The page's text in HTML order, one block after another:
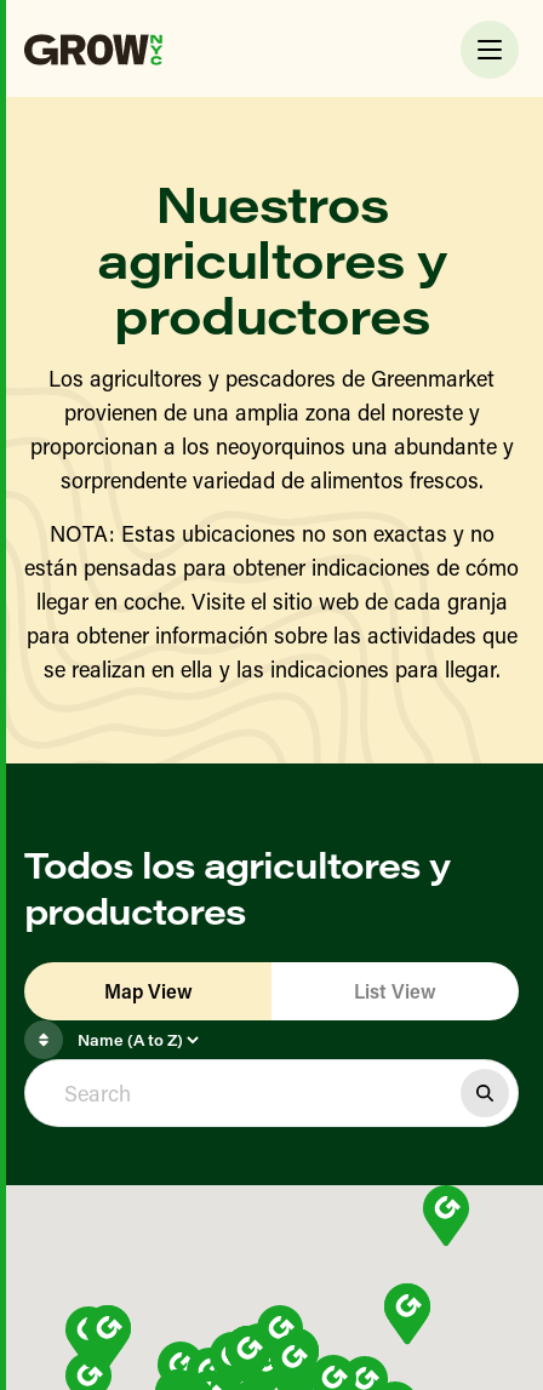
Nuestros
agricultores y
productores
Los agricultores y pescadores de Greenmarket
provienen de una amplia zona del noreste y
proporcionan a los neoyorquinos una abundante y
sorprendente variedad de alimentos frescos.
NOTA: Estas ubicaciones no son exactas y no
están pensadas para obtener indicaciones de cómo
llegar en coche. Visite el sitio web de cada granja
para obtener información sobre las actividades que
se realizan en ella y las indicaciones para llegar.
Todos los agricultores y
productores
Map View List View